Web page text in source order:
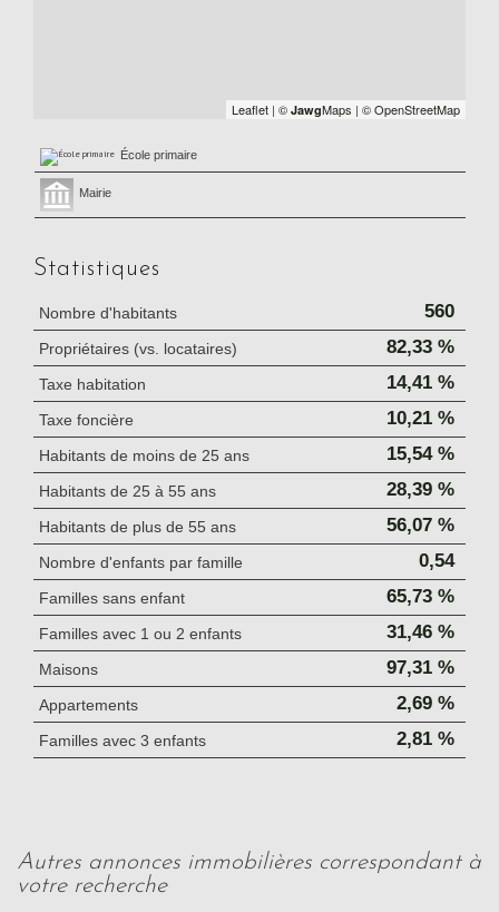
Leaflet | © JawgMaps | © OpenStreetMap
École primaire
Mairie
Statistiques
Nombre d'habitants 560
Propriétaires (vs. locataires) 82,33 %
Taxe habitation 14,41 %
Taxe foncière 10,21 %
Habitants de moins de 25 ans 15,54 %
Habitants de 25 à 55 ans 28,39 %
Habitants de plus de 55 ans 56,07 %
Nombre d'enfants par famille 0,54
Familles sans enfant 65,73 %
Familles avec 1 ou 2 enfants 31,46 %
Maisons 97,31 %
Appartements 2,69 %
Familles avec 3 enfants 2,81 %
autres annonces immobilières correspondant à
votre recherche